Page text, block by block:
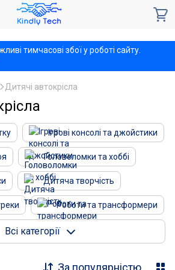
тимчасові збої у роботі сайту.
Дитячі автокрісла
Ігрові консолі та джойстики
Головоломки та хоббі
Дитяча творчість
Роботи та трансформери
моделі Сейфи дитячі
Всі категорії
За популярністю